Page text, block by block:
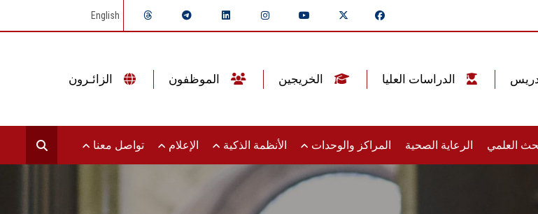
English
العلمي الرعاية الصحية المراكز والوحدات الأنظمة الذكية الإعلام تواصل معنا